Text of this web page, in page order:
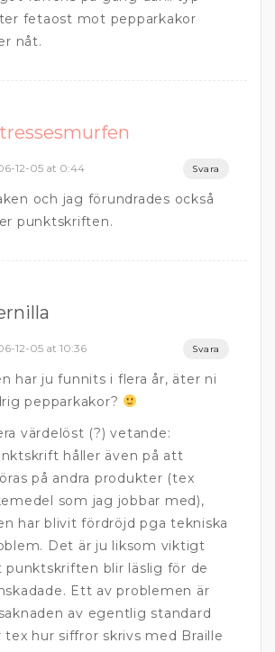
fetaost mot pepparkakor
nåt.
12-05 at 0:44 Svara
och jag förundrades också
punktskriften.
12-05 at 10:36 Svara
har ju funnits i flera år, äter ni
pepparkakor?
värdelöst (?) vetande:
håller även på att
på andra produkter (tex
som jag jobbar med),
har blivit fördröjd pga tekniska
Det är ju liksom viktigt
punktskriften blir läslig för de
Ett av problemen är
av egentlig standard
tex hur siffror skrivs med Braille